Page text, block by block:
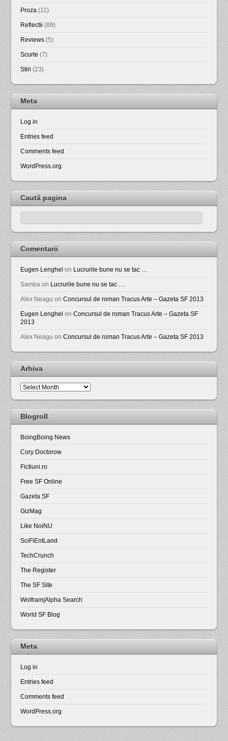
Proza (11)
Reflectii (89)
Reviews (5)
Scurte (7)
Stiri (23)
Meta
Log in
Entries feed
Comments feed
WordPress.org
Caută pagina
Comentarii
Eugen Lenghel on Lucrurile bune nu se tac …
Samba on Lucrurile bune nu se tac …
Alex Neagu onConcursul de roman Tracus Arte – Gazeta SF 2013
Eugen Lenghel onConcursul de roman Tracus Arte – Gazeta SF
2013
Alex Neagu onConcursul de roman Tracus Arte – Gazeta SF 2013
Arhiva
Arhiva
Blogroll
BoingBoing News
Cory Doctorow
Fictiuni.ro
Free SF Online
Gazeta SF
GizMag
Like NoiNU
SciFiEntLand
TechCrunch
The Register
The SF Site
Wolfram|Alpha Search
World SF Blog
Meta
Log in
Entries feed
Comments feed
WordPress.org